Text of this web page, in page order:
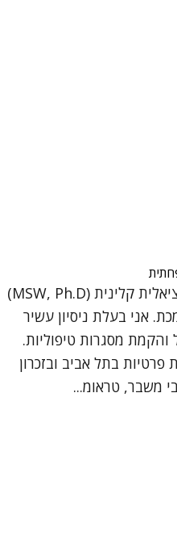
שמי ד"ר תלמה כהן, עובדת סוציאלית קלינית (MSW, Ph.D)
אני בעלת ניסיון עשיר
והקמת מסגרות טיפוליות.
בתל אביב ובזכרון
משבר, טראומ...